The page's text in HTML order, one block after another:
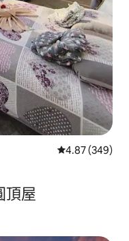
從 349 則評價
4.87 (349)
頂屋